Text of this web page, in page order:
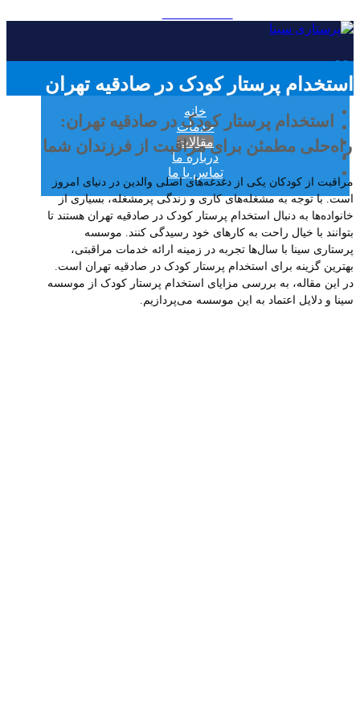
خانه
خدمات
مقالات
درباره ما
تماس با ما
استخدام پرستار کودک در صادقیه تهران
استخدام پرستار کودک در صادقیه تهران:
راه‌حلی مطمئن برای مراقبت از فرزندان شما
مراقبت از کودکان یکی از دغدغه‌های اصلی والدین در دنیای امروز
است. با توجه به مشغله‌های کاری و زندگی پرمشغله، بسیاری از
خانواده‌ها به دنبال استخدام پرستار کودک در صادقیه تهران هستند تا
بتوانند با خیال راحت به کارهای خود رسیدگی کنند. موسسه
پرستاری سینا با سال‌ها تجربه در زمینه ارائه خدمات مراقبتی،
بهترین گزینه برای استخدام پرستار کودک در صادقیه تهران است.
در این مقاله، به بررسی مزایای استخدام پرستار کودک از موسسه
سینا و دلایل اعتماد به این موسسه می‌پردازیم.